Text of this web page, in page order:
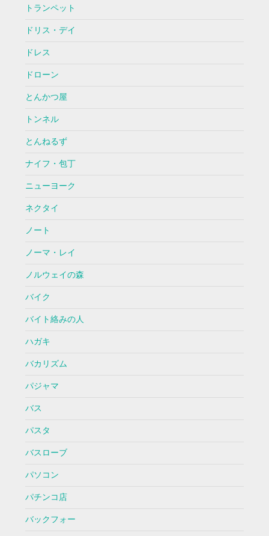
トランペット
ドリス・デイ
ドレス
ドローン
とんかつ屋
トンネル
とんねるず
ナイフ・包丁
ニューヨーク
ネクタイ
ノート
ノーマ・レイ
ノルウェイの森
バイク
バイト絡みの人
ハガキ
バカリズム
パジャマ
バス
パスタ
バスローブ
パソコン
パチンコ店
バックフォー